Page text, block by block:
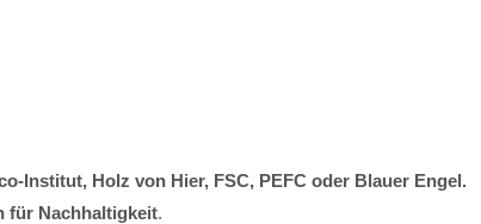
Institut, Holz von Hier, FSC, PEFC oder Blauer Engel.
für Nachhaltigkeit.